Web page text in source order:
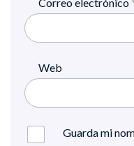
Web
Guarda mi